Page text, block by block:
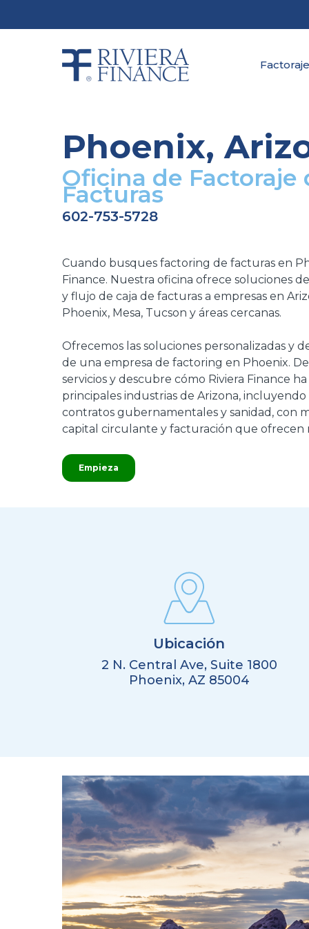
Phoenix,
Oficina de Factoraje
Facturas
602-753-5728
Cuando busques factoring de facturas en
Finance. Nuestra oficina ofrece soluciones
y flujo de caja de facturas a empresas en
Phoenix, Mesa, Tucson y áreas cercanas.
Ofrecemos las soluciones personalizadas y
de una empresa de factoring en Phoenix.
servicios y descubre cómo Riviera Finance
principales industrias de Arizona,
contratos gubernamentales y sanidad, con
capital circulante y facturación que ofrecen
Empieza
Ubicación
2 N. Central Ave, Suite 1800
Phoenix, AZ 85004